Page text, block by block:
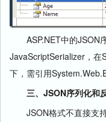
ASP.NET中的JSON
JavaScriptSerializer，在
下，需引用
三、JSON序列化和
JSON格式不直接支持